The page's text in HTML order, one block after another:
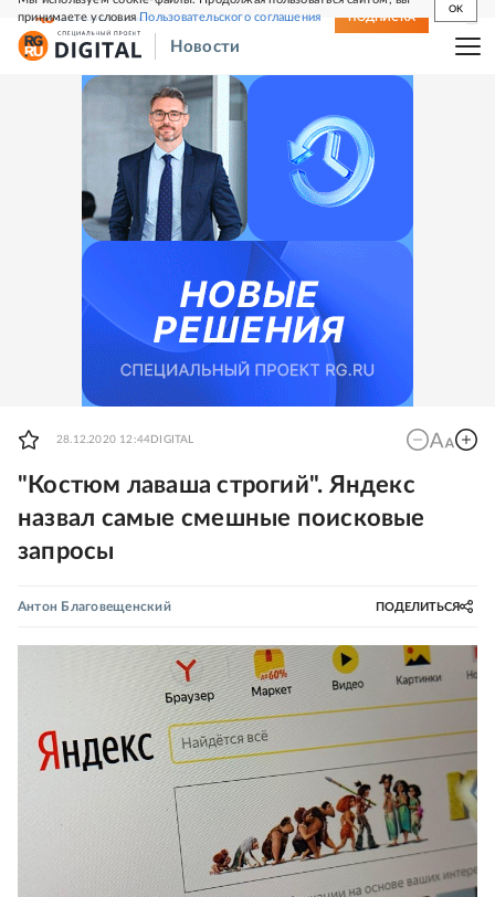
принимаете условияПользовательского соглашения
OK
СВЕЖИЙ НОМЕР ПОДПИСКА
Новости
28.12.2020 12:44 DIGITAL
"Костюм лаваша строгий". Яндекс
назвал самые смешные поисковые
запросы
Антон Благовещенский ПОДЕЛИТЬСЯ